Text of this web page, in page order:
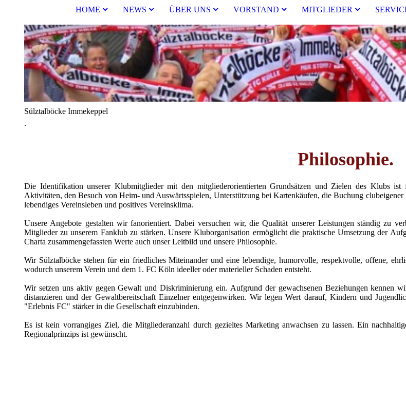
HOME NEWS ÜBER UNS VORSTAND MITGLIEDER
Sülztalböcke Immekeppel
.
Philosophie.
Die Identifikation unserer Klubmitglieder mit den mitgliederorientierten Grundsätzen und Zielen des Klubs
Aktivitäten, den Besuch von Heim- und Auswärtsspielen, Unterstützung bei Kartenkäufen, die Buchung
lebendiges Vereinsleben und positives Vereinsklima.
Unsere Angebote gestalten wir fanorientiert. Dabei versuchen wir, die Qualität unserer Leistungen ständig zu
Mitglieder zu unserem Fanklub zu stärken. Unsere Kluborganisation ermöglicht die praktische Umsetzung der
Charta zusammengefassten Werte auch unser Leitbild und unsere Philosophie.
Wir Sülztalböcke stehen für ein friedliches Miteinander und eine lebendige, humorvolle, respektvolle, offene,
wodurch unserem Verein und dem 1. FC Köln ideeller oder materieller Schaden entsteht.
Wir setzen uns aktiv gegen Gewalt und Diskriminierung ein. Aufgrund der gewachsenen Beziehungen kennen
distanzieren und der Gewaltbereitschaft Einzelner entgegenwirken. Wir legen Wert darauf, Kindern und
"Erlebnis FC" stärker in die Gesellschaft einzubinden.
Es ist kein vorrangiges Ziel, die Mitgliederanzahl durch gezieltes Marketing anwachsen zu lassen. Ein
Regionalprinzips ist gewünscht.